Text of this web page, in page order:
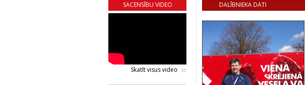
SACENSĪBU VIDEO
Skatīt visus video
DALĪBNIEKA DATI